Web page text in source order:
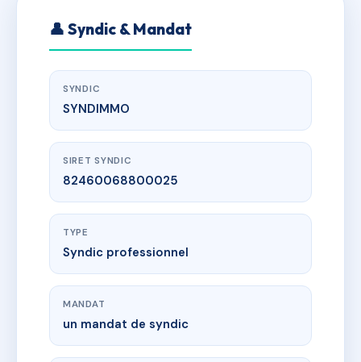
👤 Syndic & Mandat
SYNDIC
SYNDIMMO
SIRET SYNDIC
82460068800025
TYPE
Syndic professionnel
MANDAT
un mandat de syndic